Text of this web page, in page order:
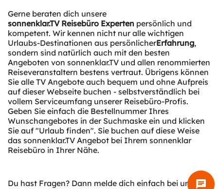
Gerne beraten dich unsere
sonnenklar.TV Reisebüro Experten persönlich und
kompetent. Wir kennen nicht nur alle wichtigen
Urlaubs-Destinationen aus persönlicherErfahrung,
sondern sind natürlich auch mit den besten
Angeboten von sonnenklar.TV und allen renommierten
Reiseveranstaltern bestens vertraut. Übrigens können
Sie alle TV Angebote auch bequem und ohne Aufpreis
auf dieser Webseite buchen - selbstverständlich bei
vollem Serviceumfang unserer Reisebüro-Profis.
Geben Sie einfach die Bestellnummer Ihres
Wunschangebotes in der Suchmaske ein und klicken
Sie auf "Urlaub finden". Sie buchen auf diese Weise
das sonnenklar.TV Angebot bei Ihrem sonnenklar
Reisebüro in Ihrer Nähe.
Du hast Fragen? Dann melde dich einfach bei uns -chat